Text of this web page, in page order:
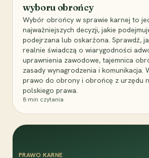
wyboru obrońcy
Wybór obrońcy w sprawie karnej to
najważniejszych decyzji, jakie
podejrzana lub oskarżona. Sprawdź,
realnie świadczą o wiarygodności
uprawnienia zawodowe, tajemnica
zasady wynagrodzenia i komunikacja.
prawo do obrony i obrońcę z urzędu
polskiego prawa.
8 min czytania
PRAWO KARNE